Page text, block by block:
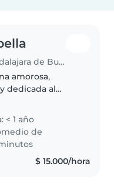
Niñera en Guadalajara de Buga
amorosa,
dedicada al
enseñarles
y asegurarme
bien
< 1 año
de
$ 15.000/hora